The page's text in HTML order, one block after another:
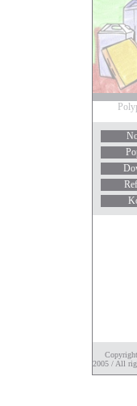
Copyright
2005 / All